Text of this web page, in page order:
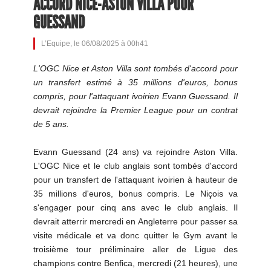
GUESSAND
L’Equipe, le 06/08/2025 à 00h41
L'OGC Nice et Aston Villa sont tombés d'accord pour
un transfert estimé à 35 millions d'euros, bonus
compris, pour l'attaquant ivoirien Evann Guessand. Il
devrait rejoindre la Premier League pour un contrat
de 5 ans.
Evann Guessand (24 ans) va rejoindre Aston Villa.
L'OGC Nice et le club anglais sont tombés d'accord
pour un transfert de l'attaquant ivoirien à hauteur de
35 millions d'euros, bonus compris. Le Niçois va
s'engager pour cinq ans avec le club anglais. Il
devrait atterrir mercredi en Angleterre pour passer sa
visite médicale et va donc quitter le Gym avant le
troisième tour préliminaire aller de Ligue des
champions contre Benfica, mercredi (21 heures), une